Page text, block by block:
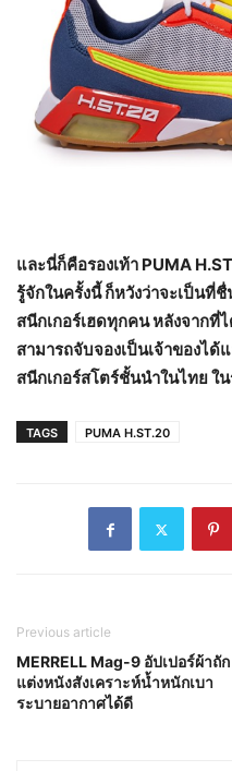
และนี่ก็คือรองเท้า PUMA
รู้จักในครั้งนี้ ก็หวังว่าจะเป็นที่
สนีกเกอร์เฮดทุกคน หลังจากที่
สามารถจับจองเป็นเจ้าของไ
สนีกเกอร์สโตร์ชั้นนำในไทย ใ
TAGS PUMA H.ST.20
Previous article
MERRELL Mag-9 อัปเปอร์ผ้าถัก
แต่งหนังสังเคราะห์น้ำหนักเบา
ระบายอากาศได้ดี